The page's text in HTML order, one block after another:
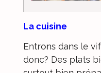
La cuisine
Entrons dans le
donc? Des plats